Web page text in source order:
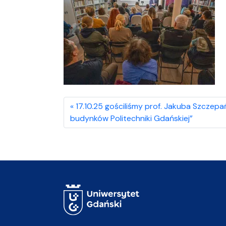
17.10.25 gościliśmy prof. Jakuba
budynków Politechniki Gdańskiej”